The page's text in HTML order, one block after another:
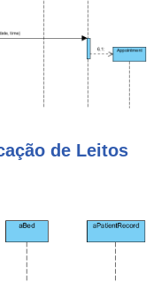
de Leitos